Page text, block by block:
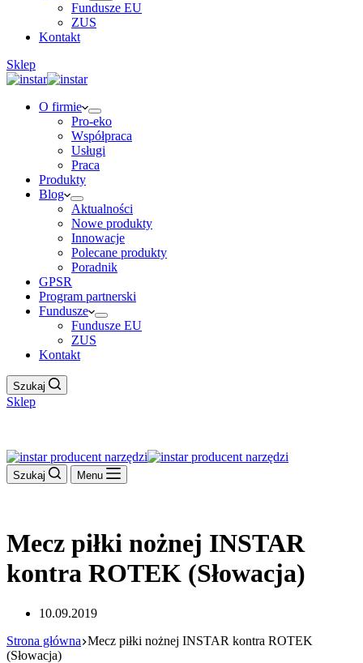
Fundusze EU
ZUS
Kontakt
Sklep
O firmie
Pro-eko
Współpraca
Usługi
Praca
Produkty
Blog
Aktualności
Nowe produkty
Innowacje
Polecane produkty
Poradnik
GPSR
Program partnerski
Fundusze
Fundusze EU
ZUS
Kontakt
Szukaj
Sklep
Szukaj Menu
Mecz piłki nożnej INSTAR
kontra ROTEK (Słowacja)
10.09.2019
Strona główna Mecz piłki nożnej INSTAR kontra ROTEK
(Słowacja)